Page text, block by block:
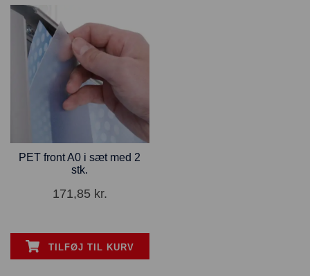
PET front A0 i sæt med 2
stk.
171,85 kr.
TILFØJ TIL KURV